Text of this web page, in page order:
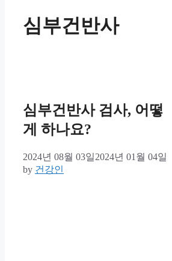
심부건반사
심부건반사 검사, 어떻
게 하나요?
2024년 08월 03일2024년 01월 04일
by 건강인